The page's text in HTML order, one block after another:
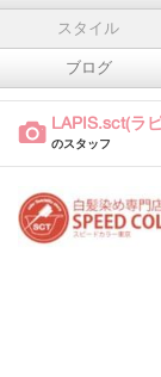
スタイル
ブログ
LAPIS.sct(ラ
のスタッフ